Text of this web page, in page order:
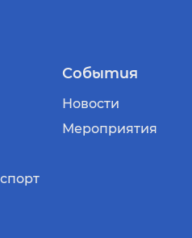
События
Новости
Мероприятия